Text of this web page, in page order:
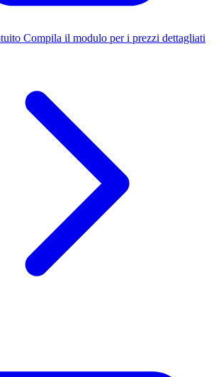
Compila il modulo per i prezzi dettagliati